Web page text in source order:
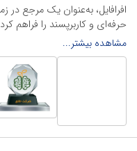
افرافایل، به‌عنوان یک مرجع در
حرفه‌ای و کاربرپسند را فراهم
طراحان، دانشجویان و
دیجیتال خود را به فروش رسانده
اهدافشان استفاده کنند.
این سایت با ارائه تنوع
لایه باز نرم افراهای ادیت ویدئو
اکسل گرفته تا قالب‌های ارائه
هزینه‌های خود را کاهش داده و
مشاهده بیشتر...